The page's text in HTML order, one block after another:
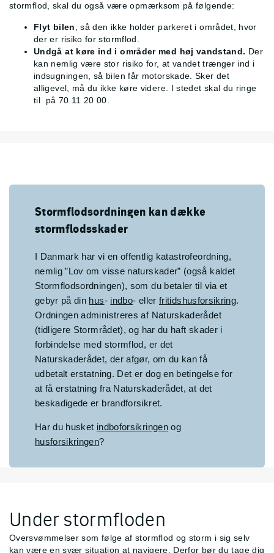
stormflod, skal du også være opmærksom på følgende:
Flyt bilen
, så den ikke holder parkeret i området, hvor
der er risiko for stormflod.
Undgå at køre ind i områder med høj vandstand. Der
kan nemlig være stor risiko for, at vandet trænger ind i
indsugningen, så bilen får motorskade. Sker det
alligevel, må du ikke køre videre. I stedet skal du ringe
til
på 70 11 20 00.
Stormflodsordningen kan dække
stormflodsskader
I Danmark har vi en offentlig katastrofeordning,
nemlig ”Lov om visse naturskader” (også kaldet
Stormflodsordningen), som du betaler til via et
gebyr på din hus- indbo- ellerfritidshusforsikring.
Ordningen administreres af Naturskaderådet
(tidligere Stormrådet), og har du haft skader i
forbindelse med stormflod, er det
Naturskaderådet, der afgør, om du kan få
udbetalt erstatning. Det er dog en betingelse for
at få erstatning fra Naturskaderådet, at det
beskadigede er brandforsikret.
Har du husket indboforsikringenog
husforsikringen?
Under stormfloden
Oversvømmelser som følge af stormflod og storm i sig selv
kan være en svær situation at navigere. Derfor bør du tage dig